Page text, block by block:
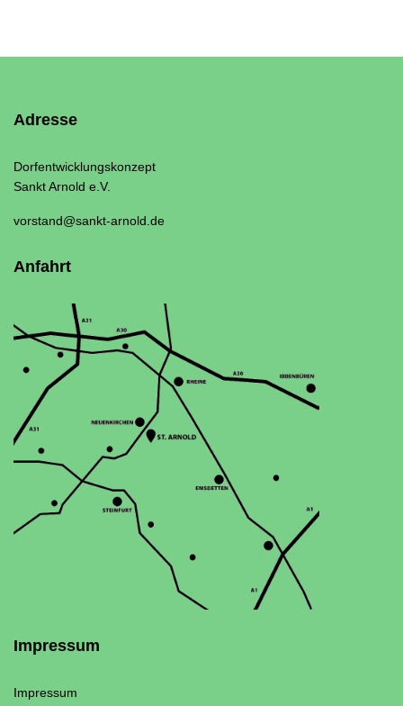
Adresse
Dorfentwicklungskonzept
Sankt Arnold e.V.
vorstand@sankt-arnold.de
Anfahrt
Impressum
Impressum